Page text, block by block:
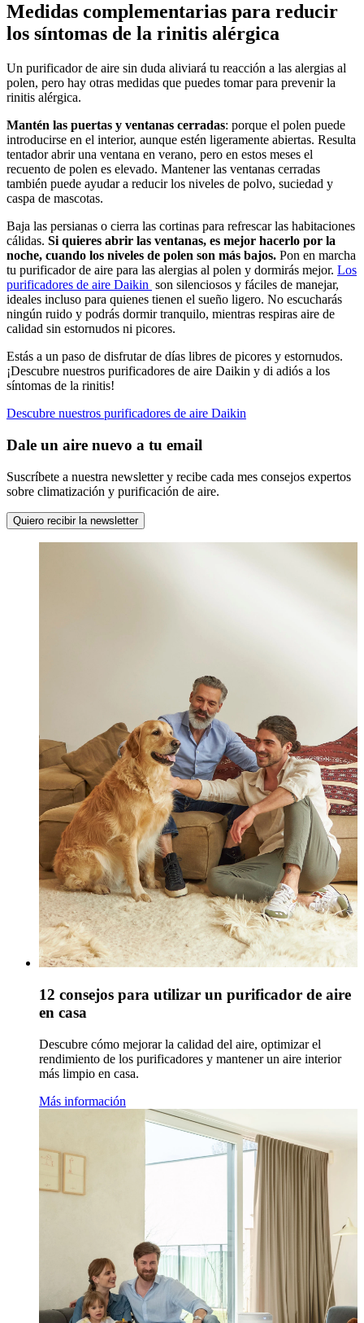
Medidas complementarias para reducir
los síntomas de la rinitis alérgica
Un purificador de aire sin duda aliviará tu reacción a las alergias al
polen, pero hay otras medidas que puedes tomar para prevenir la
rinitis alérgica.
Mantén las puertas y ventanas cerradas: porque el polen puede
introducirse en el interior, aunque estén ligeramente abiertas. Resulta
tentador abrir una ventana en verano, pero en estos meses el
recuento de polen es elevado. Mantener las ventanas cerradas
también puede ayudar a reducir los niveles de polvo, suciedad y
caspa de mascotas.
Baja las persianas o cierra las cortinas para refrescar las habitaciones
cálidas. Si quieres abrir las ventanas, es mejor hacerlo por la
noche, cuando los niveles de polen son más bajos. Pon en marcha
tu purificador de aire para las alergias al polen y dormirás mejor. Los
purificadores de aire Daikin son silenciosos y fáciles de manejar,
ideales incluso para quienes tienen el sueño ligero. No escucharás
ningún ruido y podrás dormir tranquilo, mientras respiras aire de
calidad sin estornudos ni picores.
Estás a un paso de disfrutar de días libres de picores y estornudos.
¡Descubre nuestros purificadores de aire Daikin y di adiós a los
síntomas de la rinitis!
Descubre nuestros purificadores de aire Daikin
Dale un aire nuevo a tu email
Suscríbete a nuestra newsletter y recibe cada mes consejos expertos
sobre climatización y purificación de aire.
Quiero recibir la newsletter
12 consejos para utilizar un purificador de aire
en casa
Descubre cómo mejorar la calidad del aire, optimizar el
rendimiento de los purificadores y mantener un aire interior
más limpio en casa.
Más información